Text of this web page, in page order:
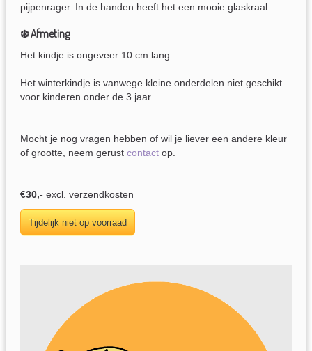
pijpenrager. In de handen heeft het een mooie glaskraal.
❄️ Afmeting
Het kindje is ongeveer 10 cm lang.
Het winterkindje is vanwege kleine onderdelen niet geschikt
voor kinderen onder de 3 jaar.
Mocht je nog vragen hebben of wil je liever een andere kleur
of grootte, neem gerust contactop.
€30,- excl. verzendkosten